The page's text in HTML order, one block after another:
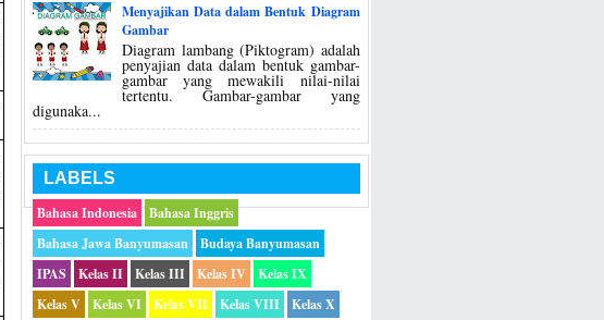
Menyajikan Data dalam Bentuk Diagram
Gambar
Diagram lambang (Piktogram) adalah
penyajian data dalam bentuk gambar-
gambar yang mewakili nilai-nilai
tertentu. Gambar-gambar yang
digunaka...
LABELS
Bahasa Indonesia
Bahasa Inggris
Bahasa Jawa Banyumasan
Budaya Banyumasan
IPAS
Kelas II Kelas III Kelas IV
Kelas IX
Kelas V
Kelas VI Kelas VII Kelas VIII
Kelas X